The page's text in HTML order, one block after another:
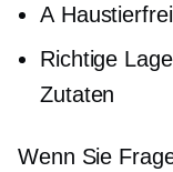
A Haustierfrei
Richtige
Zutaten
Wenn Sie